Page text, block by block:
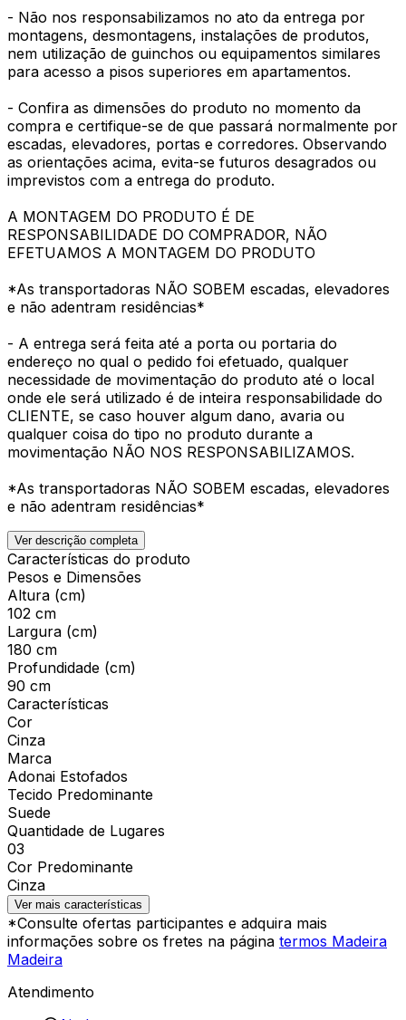
- Não nos responsabilizamos no ato da entrega por
montagens, desmontagens, instalações de produtos,
nem utilização de guinchos ou equipamentos similares
para acesso a pisos superiores em apartamentos.
- Confira as dimensões do produto no momento da
compra e certifique-se de que passará normalmente por
escadas, elevadores, portas e corredores. Observando
as orientações acima, evita-se futuros desagrados ou
imprevistos com a entrega do produto.
A MONTAGEM DO PRODUTO É DE
RESPONSABILIDADE DO COMPRADOR, NÃO
EFETUAMOS A MONTAGEM DO PRODUTO
*As transportadoras NÃO SOBEM escadas, elevadores
e não adentram residências*
- A entrega será feita até a porta ou portaria do
endereço no qual o pedido foi efetuado, qualquer
necessidade de movimentação do produto até o local
onde ele será utilizado é de inteira responsabilidade do
CLIENTE, se caso houver algum dano, avaria ou
qualquer coisa do tipo no produto durante a
movimentação NÃO NOS RESPONSABILIZAMOS.
*As transportadoras NÃO SOBEM escadas, elevadores
e não adentram residências*
Ver descrição completa
Características do produto
Pesos e Dimensões
Altura (cm)
102 cm
Largura (cm)
180 cm
Profundidade (cm)
90 cm
Características
Cor
Cinza
Marca
Adonai Estofados
Tecido Predominante
Suede
Quantidade de Lugares
03
Cor Predominante
Cinza
Ver mais características
*Consulte ofertas participantes e adquira mais
informações sobre os fretes na página termos Madeira
Madeira
Atendimento